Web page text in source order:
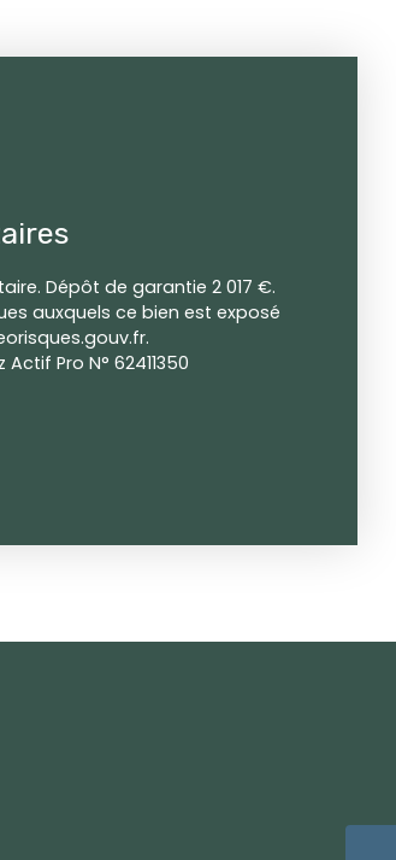
Dépôt de garantie 2 017 €.
auxquels ce bien est exposé
Actif Pro N° 62411350